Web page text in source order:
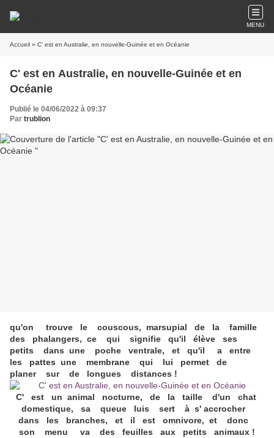
MENU
Accueil » C' est en Australie, en nouvelle-Guinée et en Océanie
C' est en Australie, en nouvelle-Guinée et en
Océanie
Publié le 04/06/2022 à 09:37
Par trublion
qu'on trouve le couscous, marsupial de la famille
des phalangers, ce qui signifie qu'il élève ses
petits dans une poche ventrale, et qu'il a entre
les pattes une membrane qui lui permet de
planer sur de longues distances !
C' est un animal nocturne, de la taille d'un chat
domestique, sa queue luis sert à s' accrocher
dans les branches, et il est omnivore, et donc
son menu va des feuilles aux petits animaux !